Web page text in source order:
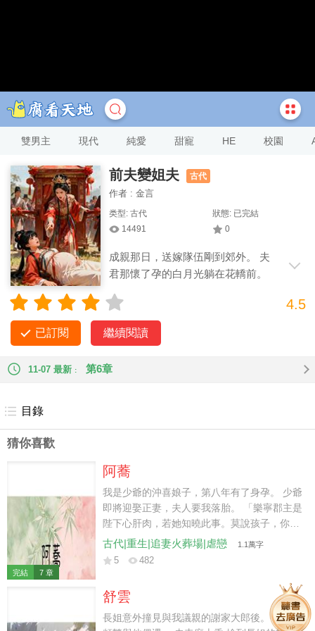
雙男主 現代 純愛 甜寵 HE 校園
前夫變姐夫
古代
作者 : 金言
类型: 古代
狀態: 已完結
14491
0
成親那日，送嫁隊伍剛到郊外。 夫
君那懷了孕的白月光躺在花轎前。
跳下花轎，破口大罵， 「謝宥，我~你大爺！」 話落，縱身跳
下懸崖。 走白月光的路，讓她無路可走。
4.5
已訂閱 繼續閱讀
11-07 最新 第6章
目錄
猜你喜歡
完結 7 章
阿蕎
我是少爺的沖喜娘子，第八年有了身孕。 少爺
即將迎娶正妻，夫人要我落胎。 「樂寧郡主是
陛下心肝肉，若她知曉此事。莫說孩子，你的
命都留不住。」 少爺臉色微僵，又急又怒：
「母親，阿蕎腹中是我親子，不如將她養在外
離開。」
古代|重生|追妻火葬場|虐戀 1.1萬字
5 482
舒雲
長姐意外撞見與我議親的謝家大郎後。 便開始